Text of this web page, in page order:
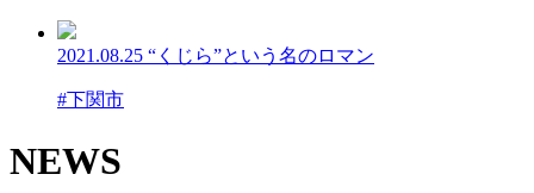
2021.08.25 “くじら”という名のロマン
#下関市
NEWS